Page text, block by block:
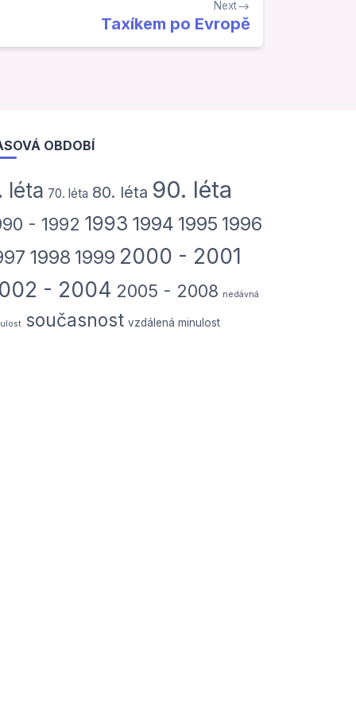
Next
Taxíkem po Evropě
OBDOBÍ
léta 70. léta 80. léta 90. léta
- 1992 1993 1994 1995 1996
1998 1999 2000 - 2001
- 2004 2005 - 2008 nedávná
současnost vzdálená minulost